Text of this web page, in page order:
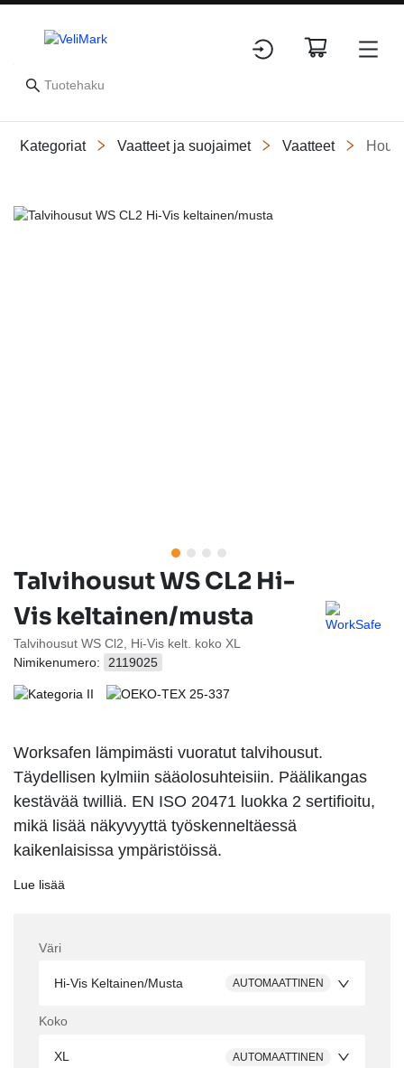
Kategoriat Vaatteet ja suojaimet Vaatteet
Slide 1 of 4
Talvihousut WS CL2 Hi-
Vis keltainen/musta
Talvihousut WS Cl2, Hi-Vis kelt. koko XL
Nimikenumero:
2119025
Worksafen lämpimästi vuoratut talvihousut.
Täydellisen kylmiin sääolosuhteisiin. Päälikangas
kestävää twilliä. EN ISO 20471 luokka 2 sertifioitu,
mikä lisää näkyvyyttä työskenneltäessä
kaikenlaisissa ympäristöissä.
Lue lisää
Väri
Hi-Vis Keltainen/Musta AUTOMAATTINEN
Koko
XL AUTOMAATTINEN